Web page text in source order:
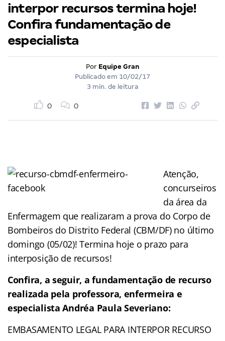
interpor recursos termina hoje!
Confira fundamentação de
especialista
Por Equipe Gran
Publicado em 10/02/17
3 min. de leitura
0 0
Atenção,
concurseiros
da área da
Enfermagem que realizaram a prova do Corpo de
Bombeiros do Distrito Federal (CBM/DF) no último
domingo (05/02)! Termina hoje o prazo para
interposição de recursos!
Confira, a seguir, a fundamentação de recurso
realizada pela professora, enfermeira e
especialista Andréa Paula Severiano:
EMBASAMENTO LEGAL PARA INTERPOR RECURSO